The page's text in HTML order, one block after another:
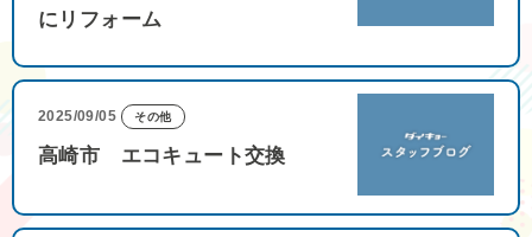
にリフォーム
2025/09/05 その他
高崎市 エコキュート交換